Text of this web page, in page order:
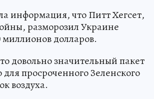
информация, что Питт Хегсет,
разморозил Украине
долларов.
довольно значительный пакет
просроченного Зеленского
воздуха.